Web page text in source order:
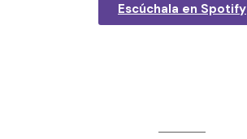
Escúchala en Spotify